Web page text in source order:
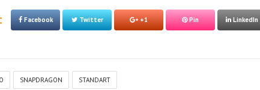
Facebook Twitter +1 Pin LinkedIn
SNAPDRAGON STANDART